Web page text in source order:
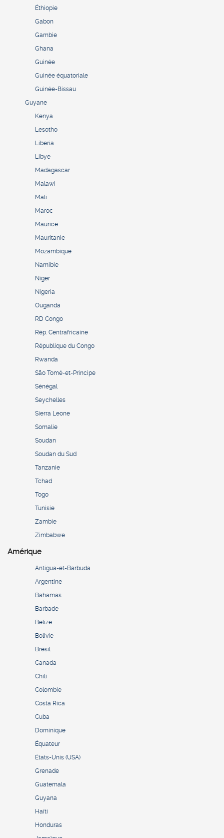
Éthiopie
Gabon
Gambie
Ghana
Guinée
Guinée équatoriale
Guinée-Bissau
Guyane
Kenya
Lesotho
Liberia
Libye
Madagascar
Malawi
Mali
Maroc
Maurice
Mauritanie
Mozambique
Namibie
Niger
Nigeria
Ouganda
RD Congo
Rép. Centrafricaine
République du Congo
Rwanda
São Tomé-et-Principe
Sénégal
Seychelles
Sierra Leone
Somalie
Soudan
Soudan du Sud
Tanzanie
Tchad
Togo
Tunisie
Zambie
Zimbabwe
Amérique
Antigua-et-Barbuda
Argentine
Bahamas
Barbade
Belize
Bolivie
Brésil
Canada
Chili
Colombie
Costa Rica
Cuba
Dominique
Équateur
États-Unis (USA)
Grenade
Guatemala
Guyana
Haïti
Honduras